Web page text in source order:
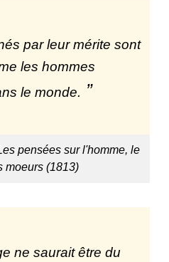
par leur mérite sont
les hommes
le monde.
pensées sur l'homme, le
moeurs (1813)
ne saurait être du